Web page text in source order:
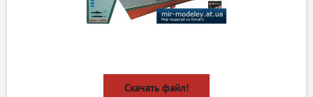
Скачать файл!